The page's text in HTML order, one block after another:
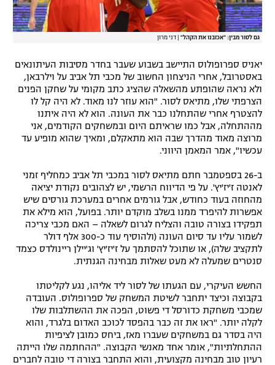
רשיון להקרנה פומבית לבית עסק
לוח דרושים – ג'ובנט
תגיות
המגזין
גם לסור מבין: "אכזבנו את הקהל" דני מרון
יאניס ספרופולוס התיישב בשבוע שעבר בחדר מסיבות העיתונאים
באסטרובל, אחרי הניצחון החשוב של מכבי תל אביב על וילרבאן,
ולא נראה שהופתע מהשאלה שהציג כתב מקומי על שחקן הפנים
הצרפתי שלו, מתיאס לסור. "הוא עוזר לנו מאוד. לא היה קל לו
להצטרף אחרי שהתחלנו כבר את העונה. הוא לא היה איתנו
מההתחלה, אבל כמו שראיתם היום ובמשחקים הקודמים, אני
מרוצה מאוד מהדרך שבה הוא מתאקלם, ומאיך שהוא מופיע עד
עכשיו", אמר המאמן היווני.
ב-26 בספטמבר חתם מתיאס לסור במכבי תל אביב כמחליף זמני
לאנטה ז'יז'יץ'. על פי הדיווח הרשמי, יש לצהובים נקודת יציאה
מהחוזה בעוד כחודש, אבל גורמים אחרים במערכת גורסים שיש
אפשרות להיפרד ממנו בשלב מוקדם יותר. בפועל, הוא מילא את
תפקידו בצורה טובה והצליח לגרום לשאלה – האם מכבי צריכה
לשמור עליו עד סיום העונה (ולהוסיף עוד כ-300 אלף דולר
לתקציב שלה), או שתוכל להסתמך על ז'יז'יץ' וג'יילן ריינולדס כצמד
סנטרים שמעלה לא מעט שאלות מבחינה הגנתית.
החשש העיקרי, עם הגעתו של לסור ליד אליהו, נגע לקליטתו
בקבוצה וכיצד יתחבר לשיטת המשחק של ספרופולוס. העובדה
שמכבי משחקת כדורסל די פשוט, הפכה את ההשתלבות שלו
לקלה יותר. "ראו את זה כבר בהפסד לכוכב האדום בלגרד, והוא
היה בסדר גם במשחקים שעברו מאז, ביחס כמובן לציפיות
ההתחלתיות", אומר אחד מאנשי הקבוצה. "ההחתמה שלו הייתה
רעיון טוב מבחינה מקצועית, והוא התחבר בצורה די טובה לחברים